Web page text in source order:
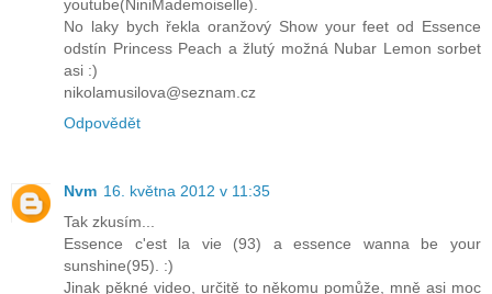
youtube(NiniMademoiselle).
No laky bych řekla oranžový Show your feet od Essence
odstín Princess Peach a žlutý možná Nubar Lemon sorbet
asi :)
nikolamusilova@seznam.cz
Odpovědět
Nvm 16. května 2012 v 11:35
Tak zkusím...
Essence c'est la vie (93) a essence wanna be your
sunshine(95). :)
Jinak pěkné video, určitě to někomu pomůže, mně asi moc